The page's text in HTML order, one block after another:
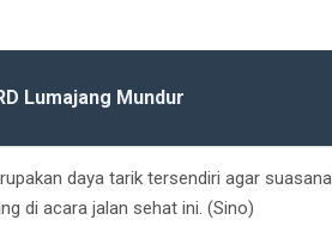
Lumajang Mundur
daya tarik tersendiri agar
di acara jalan sehat ini. (Sino)